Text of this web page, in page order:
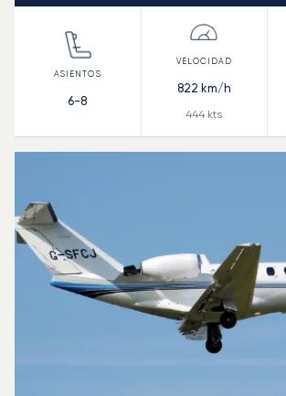
6-8
822 km/h
444 kts